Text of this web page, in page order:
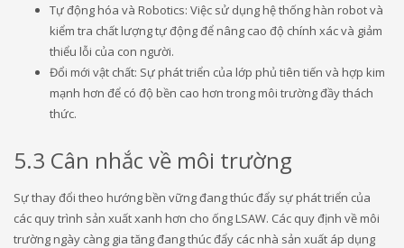
Tự động hóa và Robotics: Việc sử dụng hệ thống hàn robot và
kiểm tra chất lượng tự động để nâng cao độ chính xác và giảm
thiểu lỗi của con người.
Đổi mới vật chất: Sự phát triển của lớp phủ tiên tiến và hợp kim
mạnh hơn để có độ bền cao hơn trong môi trường đầy thách
thức.
5.3 Cân nhắc về môi trường
Sự thay đổi theo hướng bền vững đang thúc đẩy sự phát triển của
các quy trình sản xuất xanh hơn cho ống LSAW. Các quy định về môi
trường ngày càng gia tăng đang thúc đẩy các nhà sản xuất áp dụng